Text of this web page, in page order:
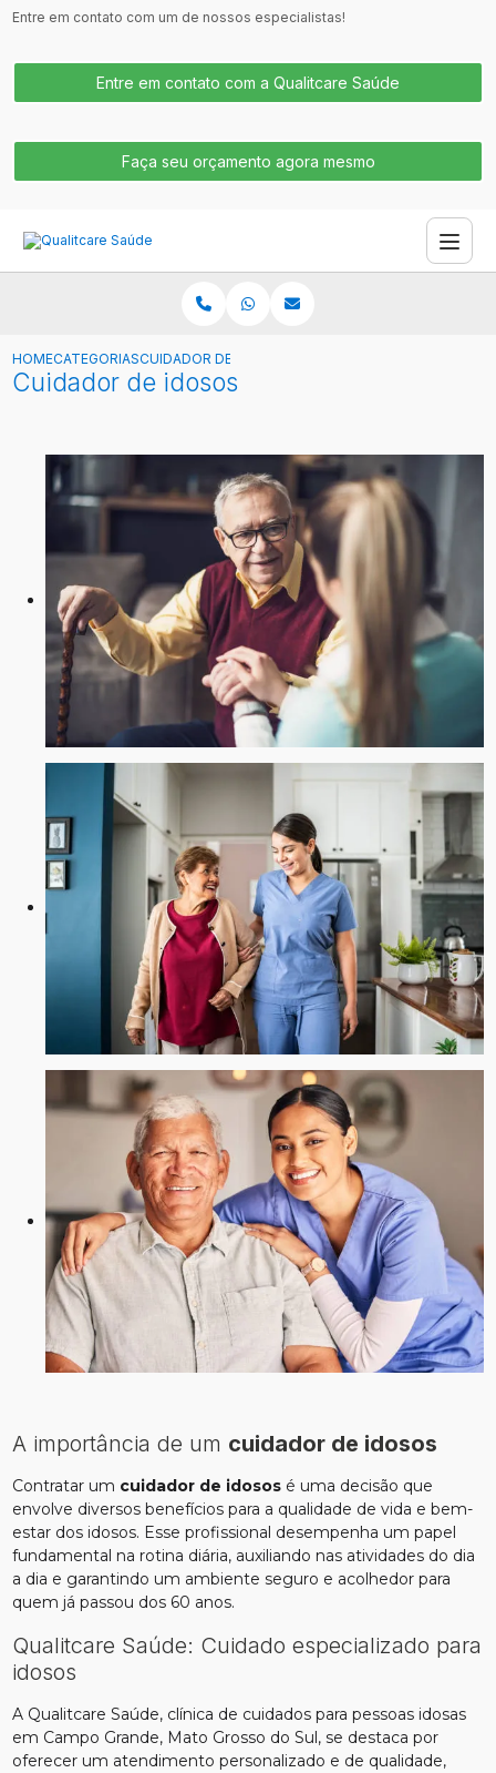
Entre em contato com um de nossos especialistas!
Entre em contato com a Qualitcare Saúde
Faça seu orçamento agora mesmo
HOMECATEGORIASCUIDADOR DE IDOSOS
Cuidador de idosos
A importância de um cuidador de idosos
Contratar um cuidador de idosos é uma decisão que
envolve diversos benefícios para a qualidade de vida e bem-
estar dos idosos. Esse profissional desempenha um papel
fundamental na rotina diária, auxiliando nas atividades do dia
a dia e garantindo um ambiente seguro e acolhedor para
quem já passou dos 60 anos.
Qualitcare Saúde: Cuidado especializado para
idosos
A Qualitcare Saúde, clínica de cuidados para pessoas idosas
em Campo Grande, Mato Grosso do Sul, se destaca por
oferecer um atendimento personalizado e de qualidade,